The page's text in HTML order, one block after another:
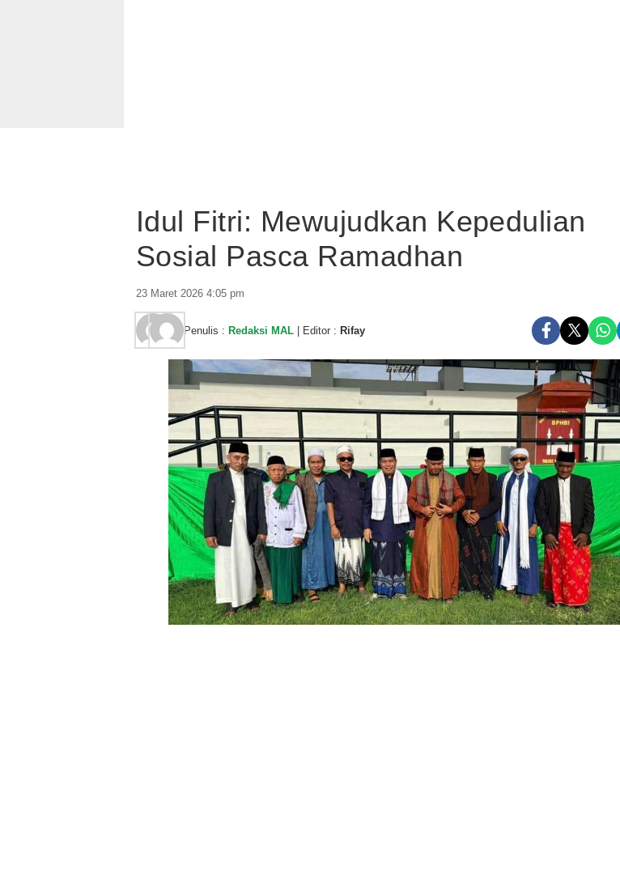
Idul Fitri: Mewujudkan Kepedulian
Sosial Pasca Ramadhan
23 Maret 2026 4:05 pm
Penulis : Redaksi MAL | Editor : Rifay